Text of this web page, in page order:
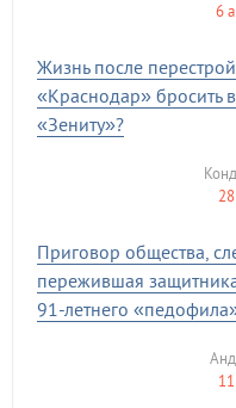
Жизнь после
«Краснодар» бросить
«Зениту»?
Приговор общества,
пережившая
91-летнего